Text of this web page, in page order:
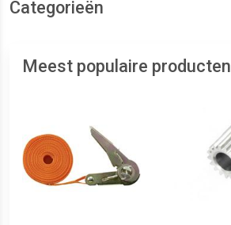
Categorieën
Meest populaire producten